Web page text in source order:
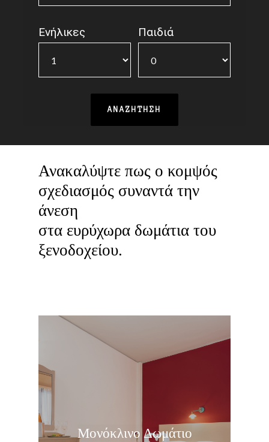
Ενήλικες Παιδιά
Ανακαλύψτε πως ο κομψός
σχεδιασμός συναντά την
άνεση
στα ευρύχωρα δωμάτια του
ξενοδοχείου.
Μονόκλινο Δωμάτιο